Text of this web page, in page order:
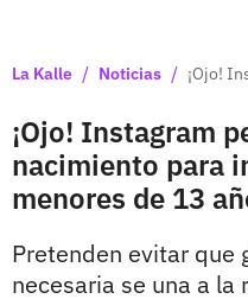
La Kalle / Noticias / ¡Ojo!
¡Ojo! Instagram
nacimiento para
menores de 13
Pretenden evitar que
necesaria se una a la